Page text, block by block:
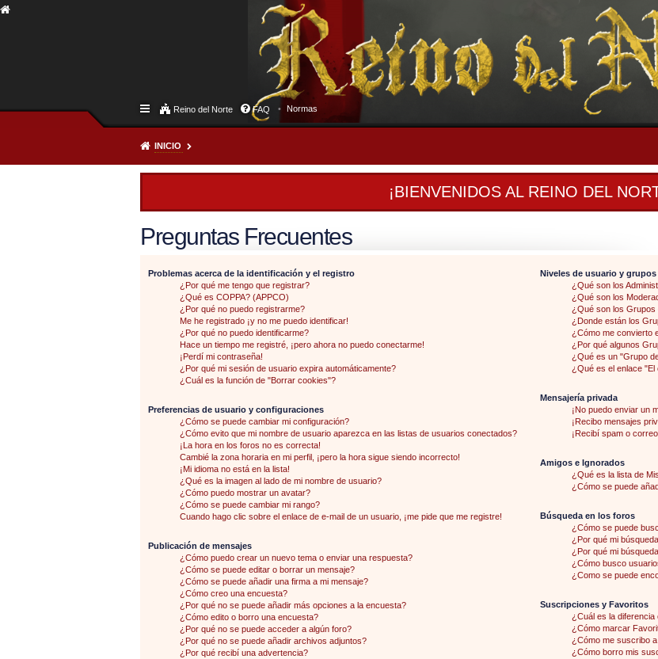
Reino del Norte FAQ Normas
INICIO
¡BIENVENIDOS AL REINO DEL
Preguntas Frecuentes
Problemas acerca de la identificación y el registro
¿Por qué me tengo que registrar?
¿Qué es COPPA? (APPCO)
¿Por qué no puedo registrarme?
Me he registrado ¡y no me puedo identificar!
¿Por qué no puedo identificarme?
Hace un tiempo me registré, ¡pero ahora no puedo conectarme!
¡Perdí mi contraseña!
¿Por qué mi sesión de usuario expira automáticamente?
¿Cuál es la función de "Borrar cookies"?
Preferencias de usuario y configuraciones
¿Cómo se puede cambiar mi configuración?
¿Cómo evito que mi nombre de usuario aparezca en las listas de usuarios conectados?
¡La hora en los foros no es correcta!
Cambié la zona horaria en mi perfil, ¡pero la hora sigue siendo incorrecto!
¡Mi idioma no está en la lista!
¿Qué es la imagen al lado de mi nombre de usuario?
¿Cómo puedo mostrar un avatar?
¿Cómo se puede cambiar mi rango?
Cuando hago clic sobre el enlace de e-mail de un usuario, ¡me pide que me registre!
Publicación de mensajes
¿Cómo puedo crear un nuevo tema o enviar una respuesta?
¿Cómo se puede editar o borrar un mensaje?
¿Cómo se puede añadir una firma a mi mensaje?
¿Cómo creo una encuesta?
¿Por qué no se puede añadir más opciones a la encuesta?
¿Cómo edito o borro una encuesta?
¿Por qué no se puede acceder a algún foro?
¿Por qué no se puede añadir archivos adjuntos?
¿Por qué recibí una advertencia?
Niveles de usuario y grupos
¿Qué son los
¿Qué son los
¿Qué son los Grupos
¿Donde están los
¿Cómo me convierto
¿Por qué algunos
¿Qué es un "Grupo
¿Qué es el enlace "El
Mensajería privada
¡No puedo enviar un
¡Recibo mensajes
¡Recibí spam o
Amigos e Ignorados
¿Qué es la lista de
¿Cómo se puede
Búsqueda en los foros
¿Cómo se puede
¿Por qué mi
¿Por qué mi
¿Cómo busco
¿Como se puede
Suscripciones y Favoritos
¿Cuál es la
¿Cómo marcar
¿Cómo me suscribo
¿Cómo borro mis